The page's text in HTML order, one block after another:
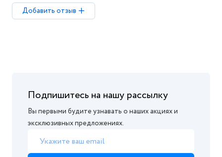
Добавить отзыв
Подпишитесь на нашу рассылку
Вы первыми будите узнавать о наших акциях и
эксклюзивных предложениях.